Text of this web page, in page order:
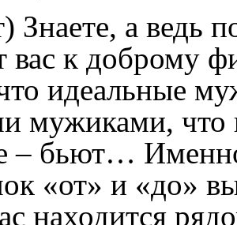
Знаете, а ведь
вас к доброму
идеальные
мужиками, что
– бьют…
«от» и «до»
находится